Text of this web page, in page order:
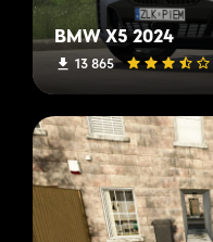
BMW X5 2024
13 865